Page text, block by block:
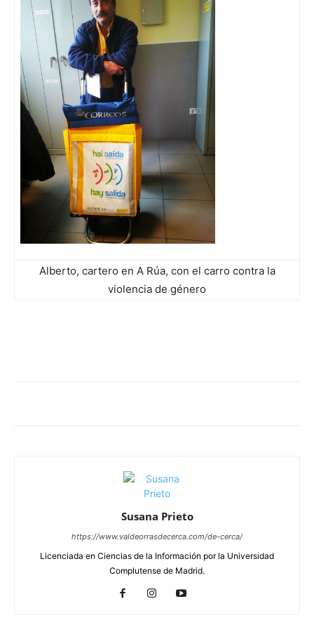
Alberto, cartero en A Rúa, con el carro contra la
violencia de género
Susana Prieto
https://www.valdeorrasdecerca.com/de-cerca/
Licenciada en Ciencias de la Información por la Universidad
Complutense de Madrid.